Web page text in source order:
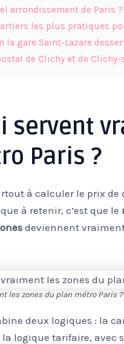
arrondissement de Paris ?
les plus pratiques
la gare Saint-Lazare
de Clichy et de
Paris ?
à calculer le prix
à retenir, c’est que le
deviennent
les zones du plan métro Paris ?
deux logiques : la
logique tarifaire, avec